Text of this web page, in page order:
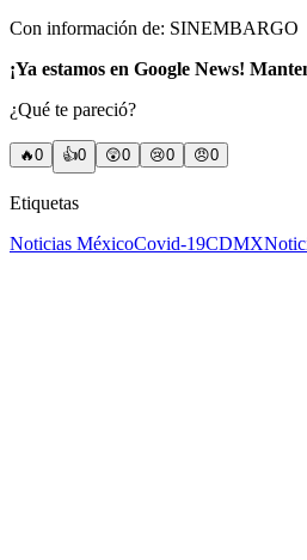
Con información de: SINEMBARGO
¡Ya estamos en Google News!
¿Qué te pareció?
🔥0 👍0 😲0 😢0 😠0
Etiquetas
Noticias MéxicoCovid-19CDMX